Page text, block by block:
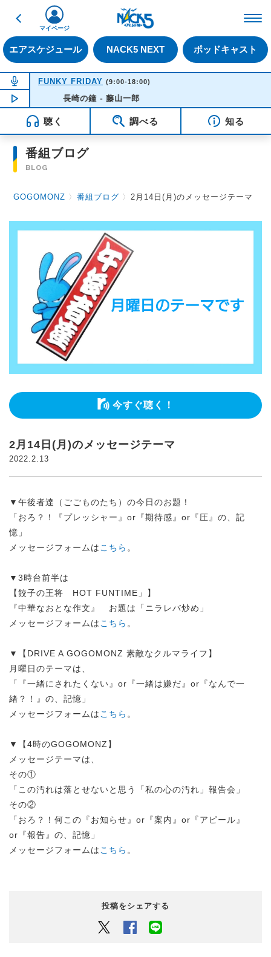
戻る
エアスケジュール NACK5 NEXT ポッドキャスト
マイページ
NOW ON AIR
FUNKY FRIDAY (9:00-18:00)
NOW PLAYING14:21
長崎の鐘 - 藤山一郎
聴く 調べる 知る
番組ブログ
BLOG
GOGOMONZ 〉番組ブログ 〉2月14日(月)のメッセージテーマ
今すぐ聴く！
2月14日(月)のメッセージテーマ
2022.2.13
▼午後者達（ごごものたち）の今日のお題！
「おろ？！『プレッシャー』or『期待感』or『圧』の、記
憶」
メッセージフォームはこちら 。
▼3時台前半は
【餃子の王将 HOT FUNTIME」】
『中華なおとな作文』 お題は「ニラレバ炒め」
メッセージフォームはこちら 。
▼【DRIVE A GOGOMONZ 素敵なクルマライフ】
月曜日のテーマは、
「『一緒にされたくない』or『一緒は嫌だ』or『なんで一
緒？！』の、記憶」
メッセージフォームはこちら 。
▼【4時のGOGOMONZ】
メッセージテーマは、
その①
「この汚れは落とせないと思う「私の心の汚れ」報告会」
その②
「おろ？！何この『お知らせ』or『案内』or『アピール』
or『報告』の、記憶」
メッセージフォームはこちら 。
投稿をシェアする
Twitter Facebook